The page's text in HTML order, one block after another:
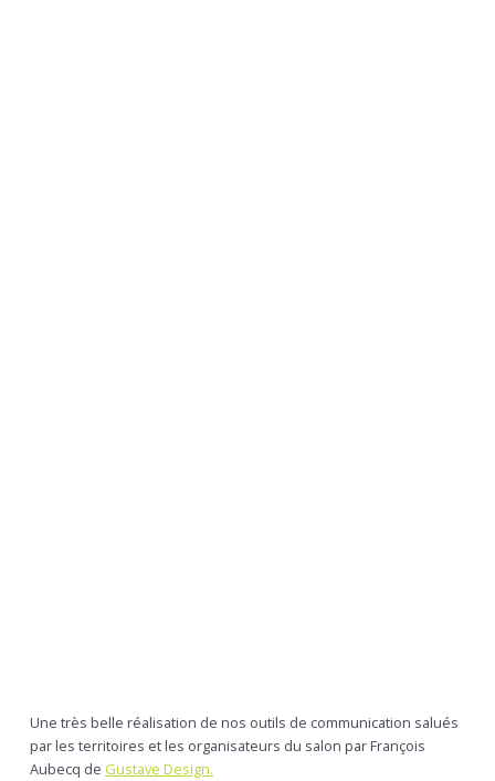
Une très belle réalisation de nos outils de communication salués
par les territoires et les organisateurs du salon par François
Aubecq de Gustave Design.